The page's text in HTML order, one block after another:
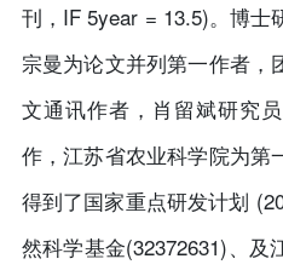
刊，IF 5year = 13.5)。博士
宗曼为论文并列第一作者，
文通讯作者，肖留斌研究
作，江苏省农业科学院为第
得到了国家重点研发计划
然科学基金(32372631)、及